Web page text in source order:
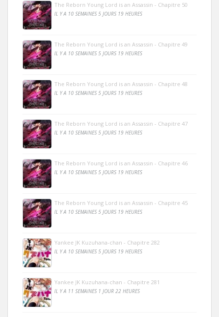
The Reborn Young Lord is an Assassin - Chapitre 50
IL Y A 10 SEMAINES 5 JOURS 19 HEURES
The Reborn Young Lord is an Assassin - Chapitre 49
IL Y A 10 SEMAINES 5 JOURS 19 HEURES
The Reborn Young Lord is an Assassin - Chapitre 48
IL Y A 10 SEMAINES 5 JOURS 19 HEURES
The Reborn Young Lord is an Assassin - Chapitre 47
IL Y A 10 SEMAINES 5 JOURS 19 HEURES
The Reborn Young Lord is an Assassin - Chapitre 46
IL Y A 10 SEMAINES 5 JOURS 19 HEURES
The Reborn Young Lord is an Assassin - Chapitre 45
IL Y A 10 SEMAINES 5 JOURS 19 HEURES
Yankee JK Kuzuhana-chan - Chapitre 282
IL Y A 10 SEMAINES 5 JOURS 19 HEURES
Yankee JK Kuzuhana-chan - Chapitre 281
IL Y A 11 SEMAINES 1 JOUR 22 HEURES